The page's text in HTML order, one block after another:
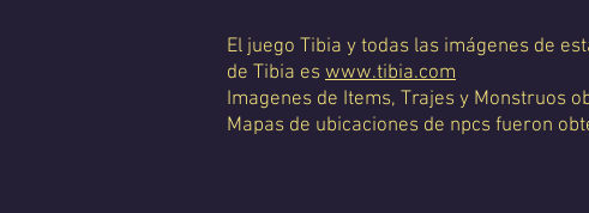
El juego Tibia y todas las imágenes de
de Tibia es www.tibia.com
Imagenes de Items, Trajes y Monstruos
Mapas de ubicaciones de npcs fueron